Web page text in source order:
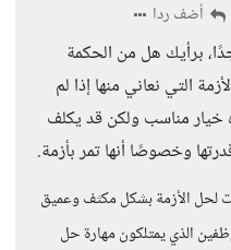
أضف ردا
برأيك هل من الحكمة
التي نعاني منها إذا لم
خيار مناسب ولكن قد يكلف
وخصوصًا أنها تمر بأزمة.
لحل الأزمة بشكل مكثف وعميق
الذي يمتلكون مهارة حل